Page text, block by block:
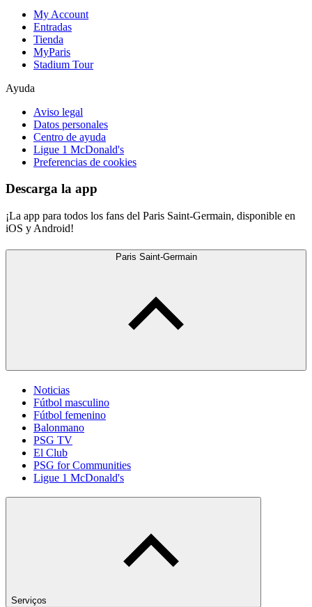
My Account
Entradas
Tienda
MyParis
Stadium Tour
Ayuda
Aviso legal
Datos personales
Centro de ayuda
Ligue 1 McDonald's
Preferencias de cookies
Descarga la app
¡La app para todos los fans del Paris Saint-Germain, disponible en
iOS y Android!
Paris Saint-Germain
Noticias
Fútbol masculino
Fútbol femenino
Balonmano
PSG TV
El Club
PSG for Communities
Ligue 1 McDonald's
Serviços